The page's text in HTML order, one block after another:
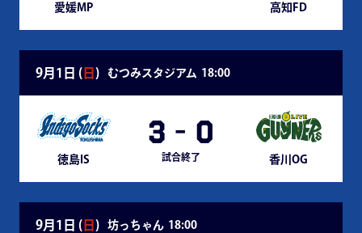
愛媛MP
高知FD
9月1日 ( 日 ) むつみスタジアム 18:00
徳島IS
3 - 0
試合終了 香川OG
9月1日 ( 日 ) 坊っちゃん 18:00